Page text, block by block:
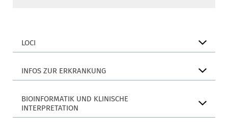
LOCI
INFOS ZUR ERKRANKUNG
BIOINFORMATIK UND KLINISCHE
INTERPRETATION